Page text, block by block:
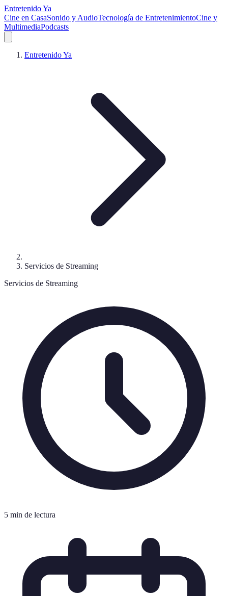
Entretenido Ya
Cine en CasaSonido y AudioTecnología de EntretenimientoCine y
MultimediaPodcasts
Entretenido Ya
Servicios de Streaming
Servicios de Streaming
5 min de lectura